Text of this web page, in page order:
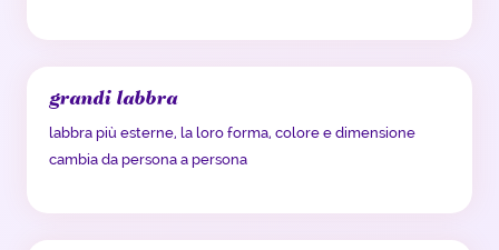
grandi labbra
labbra più esterne, la loro forma, colore e dimensione
cambia da persona a persona